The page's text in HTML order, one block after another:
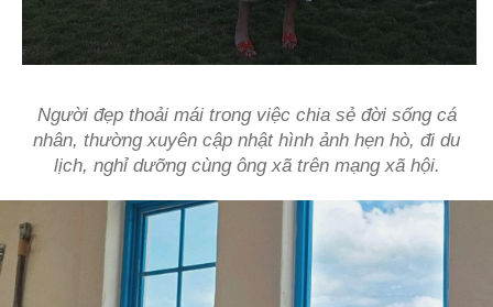
Người đẹp thoải mái trong việc chia sẻ đời sống cá
nhân, thường xuyên cập nhật hình ảnh hẹn hò, đi du
lịch, nghỉ dưỡng cùng ông xã trên mạng xã hội.